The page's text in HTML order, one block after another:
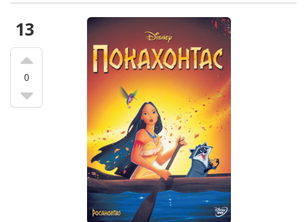
13
0